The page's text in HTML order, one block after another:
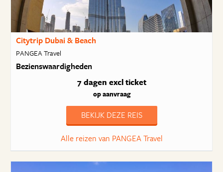
Citytrip Dubai & Beach
PANGEA Travel
Bezienswaardigheden
7 dagen excl ticket
op aanvraag
BEKIJK DEZE REIS
Alle reizen van PANGEA Travel